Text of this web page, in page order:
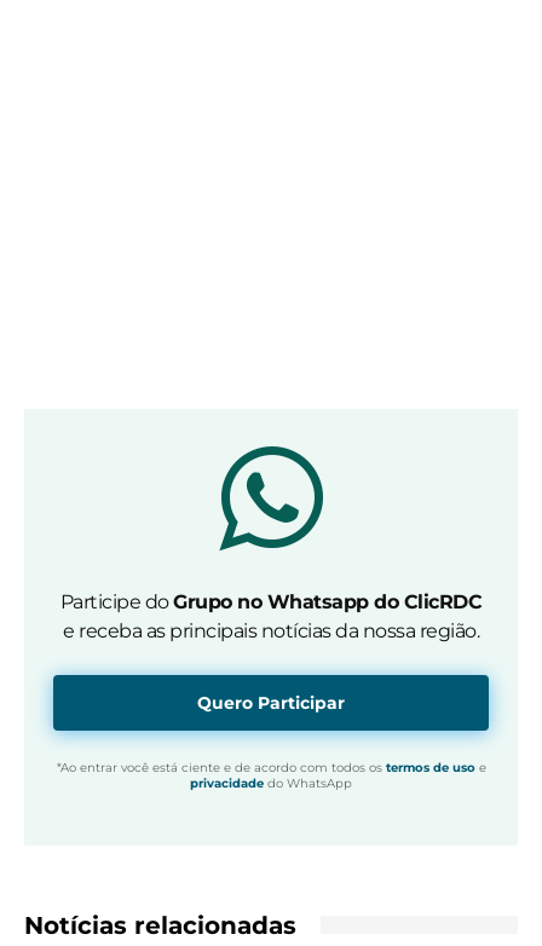
Participe doGrupo no Whatsapp do ClicRDC
e receba as principais notícias da nossa região.
Quero Participar
*Ao entrar você está ciente e de acordo com todos os termos de usoe
privacidade do WhatsApp
Notícias relacionadas